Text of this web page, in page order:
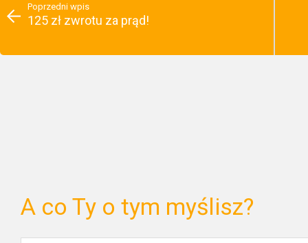
Poprzedni wpis
125 zł zwrotu za prąd!
A co Ty o tym myślisz?